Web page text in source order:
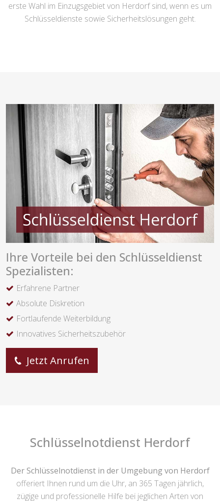
erste Wahl im Einzugsgebiet von Herdorf sind, wenn es um
Schlüsseldienste sowie Sicherheitslösungen geht.
Ihre Vorteile bei den Schlüsseldienst
Spezialisten:
Erfahrene Partner
Absolute Diskretion
Fortlaufende Weiterbildung
Innovatives Sicherheitszubehör
Jetzt Anrufen
Schlüsselnotdienst Herdorf
Der Schlüsselnotdienst in der Umgebung von Herdorf
offeriert Ihnen rund um die Uhr, an 365 Tagen jährlich,
zügige und professionelle Hilfe bei jeglichen Arten von